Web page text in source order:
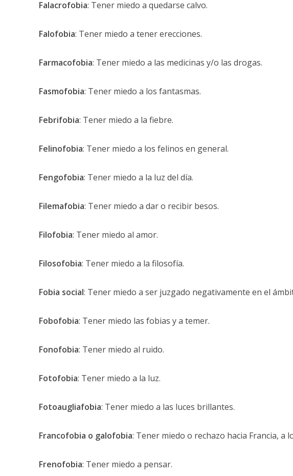
Falacrofobia: Tener miedo a quedarse calvo.
Falofobia: Tener miedo a tener erecciones.
Farmacofobia: Tener miedo a las medicinas y/o las drogas.
Fasmofobia: Tener miedo a los fantasmas.
Febrifobia: Tener miedo a la fiebre.
Felinofobia: Tener miedo a los felinos en general.
Fengofobia: Tener miedo a la luz del día.
Filemafobia: Tener miedo a dar o recibir besos.
Filofobia: Tener miedo al amor.
Filosofobia: Tener miedo a la filosofía.
Fobia social: Tener miedo a ser juzgado negativamente en el
Fobofobia: Tener miedo las fobias y a temer.
Fonofobia: Tener miedo al ruido.
Fotofobia: Tener miedo a la luz.
Fotoaugliafobia: Tener miedo a las luces brillantes.
Francofobia o galofobia: Tener miedo o rechazo hacia Francia, a
Frenofobia: Tener miedo a pensar.